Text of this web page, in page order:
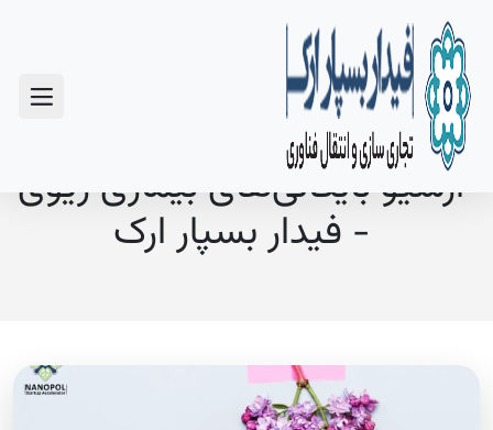
آرشیو بایگانی‌های بیماری ریوی
- فیدار بسپار ارک